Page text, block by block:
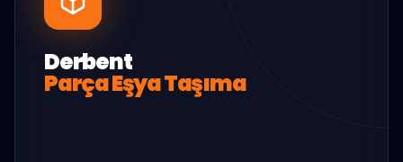
Derbent
Parça Eşya Taşıma